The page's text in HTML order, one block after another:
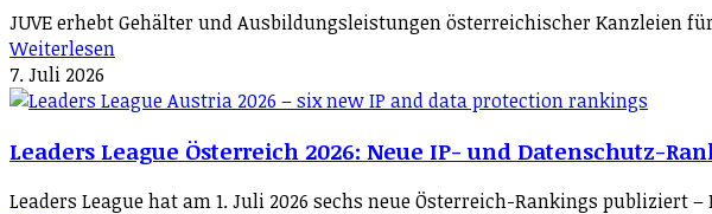
JUVE erhebt Gehälter und Ausbildungsleistungen österreichischer Kanzleien
Weiterlesen
7. Juli 2026
Leaders League Österreich 2026: Neue IP- und Datenschutz-
Leaders League hat am 1. Juli 2026 sechs neue Österreich-Rankings